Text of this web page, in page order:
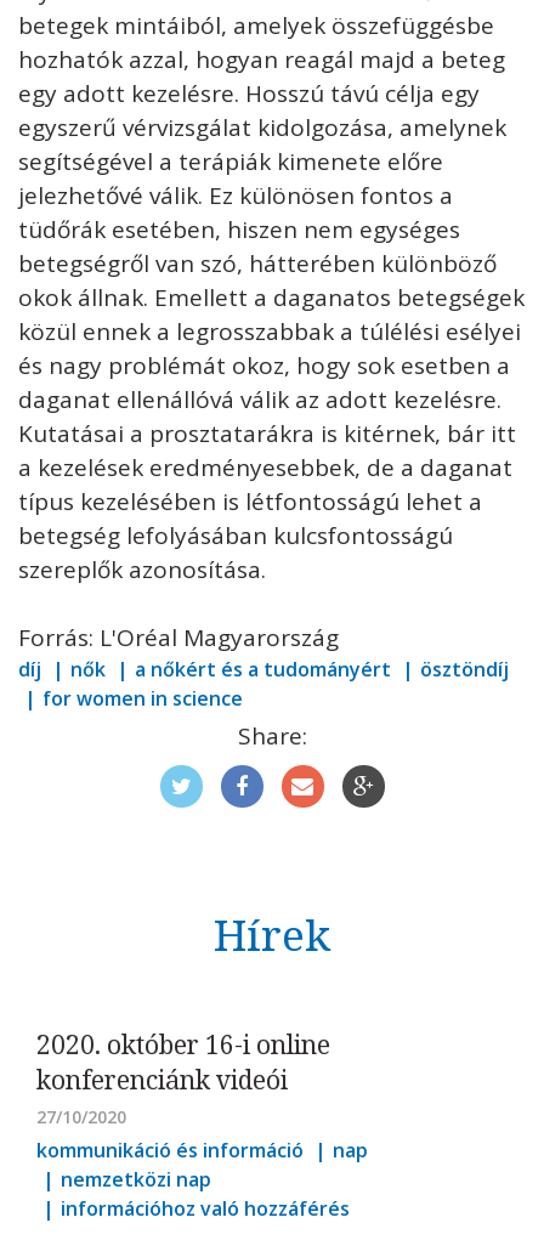
betegek mintáiból, amelyek összefüggésbe
hozhatók azzal, hogyan reagál majd a beteg
egy adott kezelésre. Hosszú távú célja egy
egyszerű vérvizsgálat kidolgozása, amelynek
segítségével a terápiák kimenete előre
jelezhetővé válik. Ez különösen fontos a
tüdőrák esetében, hiszen nem egységes
betegségről van szó, hátterében különböző
okok állnak. Emellett a daganatos betegségek
közül ennek a legrosszabbak a túlélési esélyei
és nagy problémát okoz, hogy sok esetben a
daganat ellenállóvá válik az adott kezelésre.
Kutatásai a prosztatarákra is kitérnek, bár itt
a kezelések eredményesebbek, de a daganat
típus kezelésében is létfontosságú lehet a
betegség lefolyásában kulcsfontosságú
szereplők azonosítása.
Forrás: L'Oréal Magyarország
díj nők a nőkért és a tudományért
ösztöndíj
for women in science
Share:
Hírek
2020. október 16-i online
konferenciánk videói
27/10/2020
kommunikáció és információ
nap
nemzetközi nap
információhoz való hozzáférés